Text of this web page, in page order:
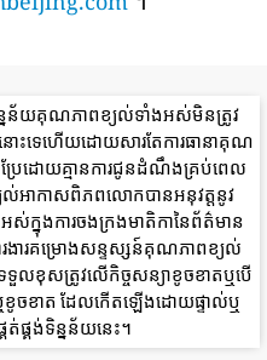
នន័យគុណភាពខ្យល់ទាំងអស់មិនត្រូវ
ោះទេហើយដោយសារតែការធានាគុណ
ប្រែដោយគ្មានការជូនដំណឹងគ្រប់ពេល
អាកាសពិភពលោកបានអនុវត្តនូវ
ក្នុងការចងក្រងមាតិកានៃព័ត៌មាន
ារគម្រោងសន្ទស្សន៍គុណភាពខ្យល់
ទួលខុសត្រូវលើកិច្ចសន្យាខូចខាតឬបើ
ខូចខាត ដែលកើតឡើងដោយផ្ទាល់ឬ
ផ្គង់ទិន្នន័យនេះ។